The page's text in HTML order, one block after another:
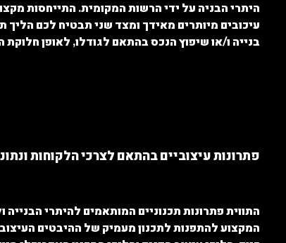
היתרי הבניה על ידי הרשות המקומית. התייחסות
עיכובים מיותרים מאידך ומצד שני תבטיח לכם
בנייה ו/או שיפוץ הנכס בהתאם לגודלו, לאופן חלוקת
פתרונות עיצוביים בהתאם לצרכי הלקוחות
התווית פתרונות תכנוניים המותאמים להיתרי
המקצוע להתפנות לתכנון מעמיק של ההיבטים